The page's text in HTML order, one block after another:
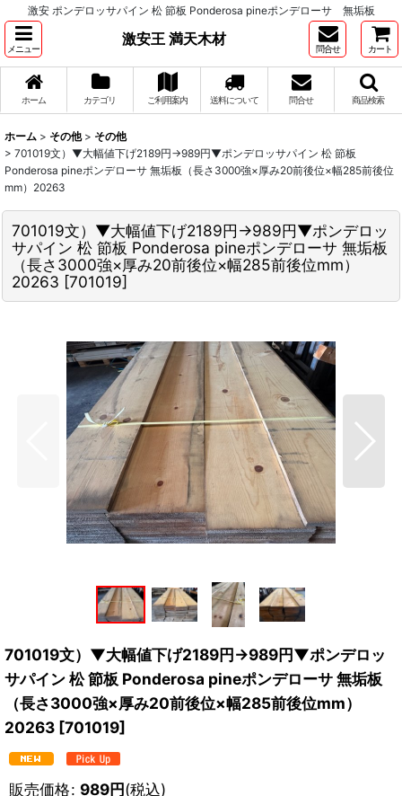
激安 ポンデロッサパイン 松 節板 Ponderosa pineポンデローサ 無垢板
メニュー
激安王 満天木材
問合せ カート
ホーム カテゴリ ご利用案内 送料について 問合せ 商品検索
ホーム > その他 > その他
> 701019文）▼大幅値下げ2189円→989円▼ポンデロッサパイン 松 節板
Ponderosa pineポンデローサ 無垢板（長さ3000強×厚み20前後位×幅285前後位
mm）20263
701019文）▼大幅値下げ2189円→989円▼ポンデロッ
サパイン 松 節板 Ponderosa pineポンデローサ 無垢板
（長さ3000強×厚み20前後位×幅285前後位mm）
20263 [701019]
701019文）▼大幅値下げ2189円→989円▼ポンデロッ
サパイン 松 節板 Ponderosa pineポンデローサ 無垢板
（長さ3000強×厚み20前後位×幅285前後位mm）
20263 [701019]
販売価格: 989円(税込)